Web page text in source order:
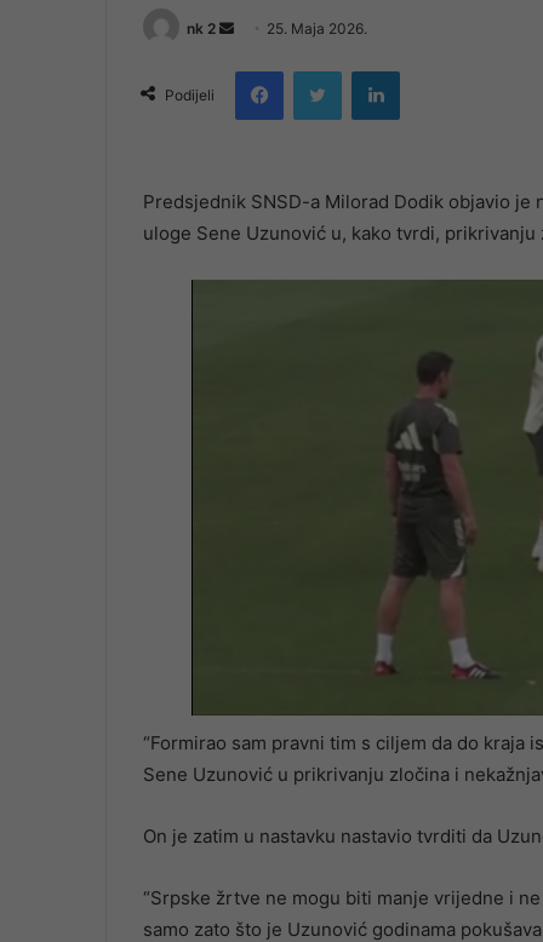
nk 2
Send
email
25. Maja 2026.
Podijeli
FacebookTwitter LinkedIn
Predsjednik SNSD-a Milorad Dodik objavio
uloge Sene Uzunović u, kako tvrdi, prikrivanju
“Formirao sam pravni tim s ciljem da do kraja
Sene Uzunović u prikrivanju zločina i
On je zatim u nastavku nastavio tvrditi da
“Srpske žrtve ne mogu biti manje vrijedne i
samo zato što je Uzunović godinama